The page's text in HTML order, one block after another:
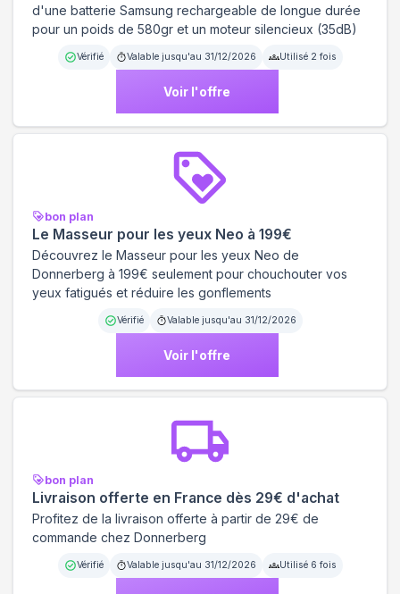
d'une batterie Samsung rechargeable de longue durée
pour un poids de 580gr et un moteur silencieux (35dB)
Vérifié Valable jusqu'au 31/12/2026 Utilisé 2 fois
Voir l'offre
bon plan
Le Masseur pour les yeux Neo à 199€
Découvrez le Masseur pour les yeux Neo de
Donnerberg à 199€ seulement pour chouchouter vos
yeux fatigués et réduire les gonflements
Vérifié Valable jusqu'au 31/12/2026
Voir l'offre
bon plan
Livraison offerte en France dès 29€ d'achat
Profitez de la livraison offerte à partir de 29€ de
commande chez Donnerberg
Vérifié Valable jusqu'au 31/12/2026 Utilisé 6 fois